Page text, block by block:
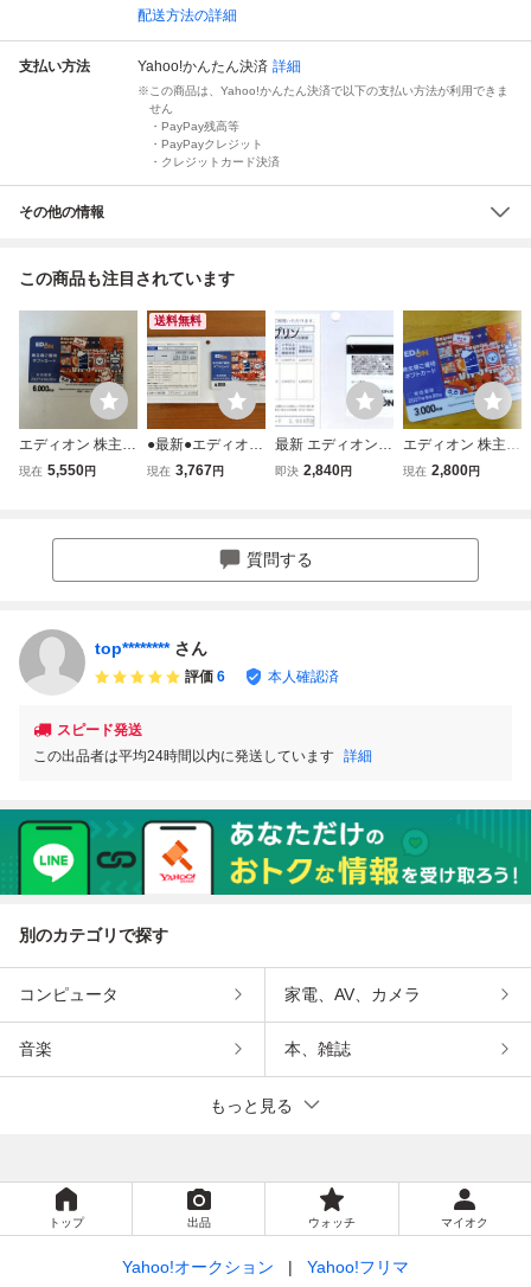
配送方法の詳細
支払い方法 Yahoo!かんたん決済 詳細
この商品は、Yahoo!かんたん決済で以下の支払い方法が利用できま
せん
・PayPay残高等
・PayPayクレジット
・クレジットカード決済
その他の情報
この商品も注目されています
エディオン 株主様
ご優待ギフトカー
現在 5,550円
送料無料
●最新●エディオン
株主優待ギフトカ
現在 3,767円
最新 エディオン
株主優待 ギフトカ
即決 2,840円
エディオン 株主優
待 ギフトカード 3
現在 2,800円
質問する
top******** さん
評価 6 本人確認済
スピード発送
この出品者は平均24時間以内に発送しています 詳細
別のカテゴリで探す
コンピュータ 家電、AV、カメラ
音楽 本、雑誌
もっと見る
トップ 出品 ウォッチ マイオク
Yahoo!オークション Yahoo!フリマ